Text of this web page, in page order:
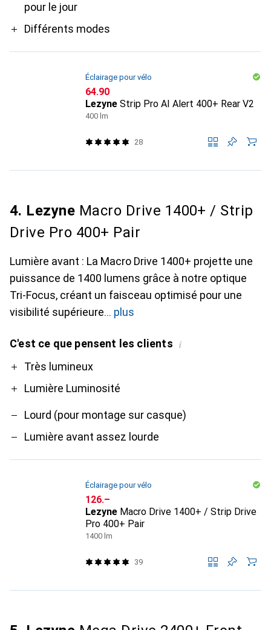
pour le jour
Différents modes
Éclairage pour vélo
CHF
64.90
Lezyne Strip Pro AI Alert 400+ Rear V2
400 lm
28
4. Lezyne Macro Drive 1400+ / Strip
Drive Pro 400+ Pair
Lumière avant : La Macro Drive 1400+ projette une
puissance de 1400 lumens grâce à notre optique
Tri-Focus, créant un faisceau optimisé pour une
visibilité supérieure
plus
C'est ce que pensent les clients i
ProTrès lumineux
Lumière Luminosité
Contre
Lourd (pour montage sur casque)
Lumière avant assez lourde
Éclairage pour vélo
CHF
126.–
Lezyne Macro Drive 1400+ / Strip Drive
Pro 400+ Pair
1400 lm
39